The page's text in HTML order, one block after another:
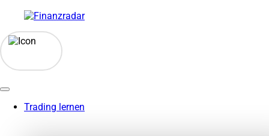
springen
Trading lernen